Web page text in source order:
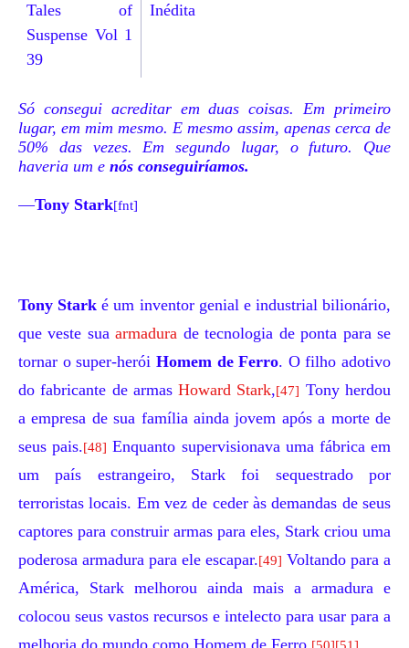
Tales of
Suspense Vol 1
39
Inédita
Só consegui acreditar em duas coisas. Em primeiro
lugar, em mim mesmo. E mesmo assim, apenas cerca de
50% das vezes. Em segundo lugar, o futuro. Que
haveria um e nós conseguiríamos.
—Tony Stark[fnt]
Tony Stark é um inventor genial e industrial bilionário,
que veste suaarmadura de tecnologia de ponta para se
tornar o super-herói Homem de Ferro. O filho adotivo
do fabricante de armasHoward Stark,[47] Tony herdou
a empresa de sua família ainda jovem após a morte de
seus pais.[48] Enquanto supervisionava uma fábrica em
um país estrangeiro, Stark foi sequestrado por
terroristas locais. Em vez de ceder às demandas de seus
captores para construir armas para eles, Stark criou uma
poderosa armadura para ele escapar.[49] Voltando para a
América, Stark melhorou ainda mais a armadura e
colocou seus vastos recursos e intelecto para usar para a
melhoria do mundo como Homem de Ferro.